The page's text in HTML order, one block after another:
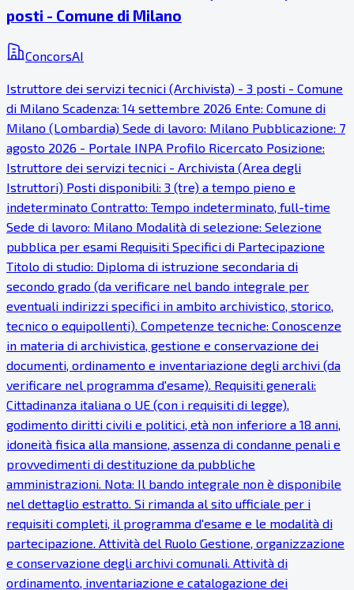
posti - Comune di Milano
ConcorsAI
Istruttore dei servizi tecnici (Archivista) - 3 posti - Comune
di Milano Scadenza: 14 settembre 2026 Ente: Comune di
Milano (Lombardia) Sede di lavoro: Milano Pubblicazione: 7
agosto 2026 - Portale INPA Profilo Ricercato Posizione:
Istruttore dei servizi tecnici - Archivista (Area degli
Istruttori) Posti disponibili: 3 (tre) a tempo pieno e
indeterminato Contratto: Tempo indeterminato, full-time
Sede di lavoro: Milano Modalità di selezione: Selezione
pubblica per esami Requisiti Specifici di Partecipazione
Titolo di studio: Diploma di istruzione secondaria di
secondo grado (da verificare nel bando integrale per
eventuali indirizzi specifici in ambito archivistico, storico,
tecnico o equipollenti). Competenze tecniche: Conoscenze
in materia di archivistica, gestione e conservazione dei
documenti, ordinamento e inventariazione degli archivi (da
verificare nel programma d'esame). Requisiti generali:
Cittadinanza italiana o UE (con i requisiti di legge),
godimento diritti civili e politici, età non inferiore a 18 anni,
idoneità fisica alla mansione, assenza di condanne penali e
provvedimenti di destituzione da pubbliche
amministrazioni. Nota: Il bando integrale non è disponibile
nel dettaglio estratto. Si rimanda al sito ufficiale per i
requisiti completi, il programma d'esame e le modalità di
partecipazione. Attività del Ruolo Gestione, organizzazione
e conservazione degli archivi comunali. Attività di
ordinamento, inventariazione e catalogazione dei